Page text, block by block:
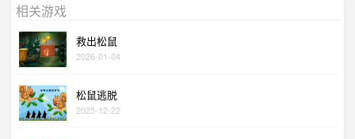
相关游戏
救出松鼠
2026-01-04
松鼠逃脱
2025-12-22